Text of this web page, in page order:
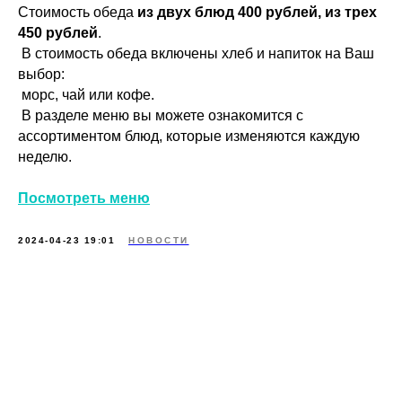
Стоимость обеда из двух блюд 400 рублей, из трех
450 рублей.
В стоимость обеда включены хлеб и напиток на Ваш
выбор:
морс, чай или кофе.
В разделе меню вы можете ознакомится с
ассортиментом блюд, которые изменяются каждую
неделю.
Посмотреть меню
2024-04-23 19:01 НОВОСТИ